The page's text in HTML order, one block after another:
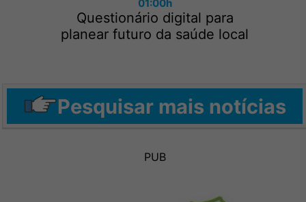
01:00h
Questionário digital para
planear futuro da saúde local
Pesquisar mais notícias
PUB